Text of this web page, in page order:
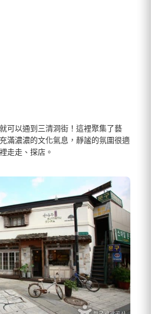
可以通到三清洞街！這裡聚集了藝
滿濃濃的文化氣息，靜謐的氛圍很適
走走、探店。